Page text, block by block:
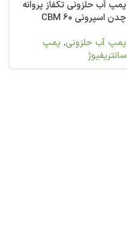
پمپ آب حلزونی تکفاز پروانه
چدن اسپرونی CBM 60
پمپ آب حلزونی, پمپ
سانتریفیوژ